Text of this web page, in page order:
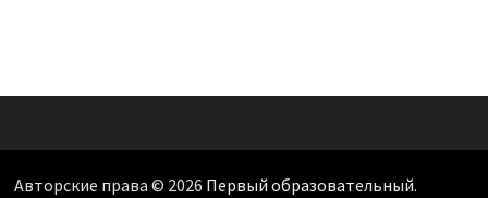
Авторские права © 2026 Первый образовательный.